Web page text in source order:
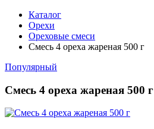
Каталог
Орехи
Ореховые смеси
Смесь 4 ореха жареная 500 г
Популярный
Смесь 4 ореха жареная 500 г